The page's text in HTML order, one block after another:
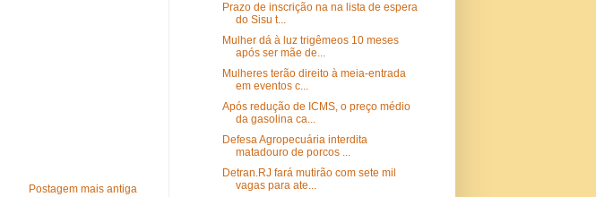
Postagem mais antiga
Prazo de inscrição na na lista de espera
do Sisu t...
Mulher dá à luz trigêmeos 10 meses
após ser mãe de...
Mulheres terão direito à meia-entrada
em eventos c...
Após redução de ICMS, o preço médio
da gasolina ca...
Defesa Agropecuária interdita
matadouro de porcos ...
Detran.RJ fará mutirão com sete mil
vagas para ate...